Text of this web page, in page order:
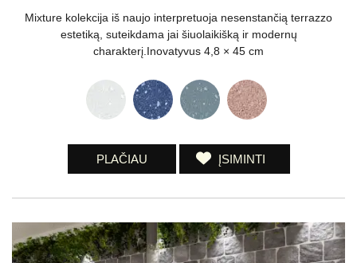
Mixture kolekcija iš naujo interpretuoja nesenstančią terrazzo
estetiką, suteikdama jai šiuolaikišką ir modernų
charakterį.Inovatyvus 4,8 × 45 cm
PLAČIAU ĮSIMINTI